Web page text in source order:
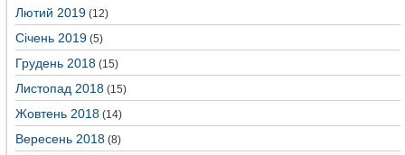
Лютий 2019 (12)
Січень 2019 (5)
Грудень 2018 (15)
Листопад 2018 (15)
Жовтень 2018 (14)
Вересень 2018 (8)